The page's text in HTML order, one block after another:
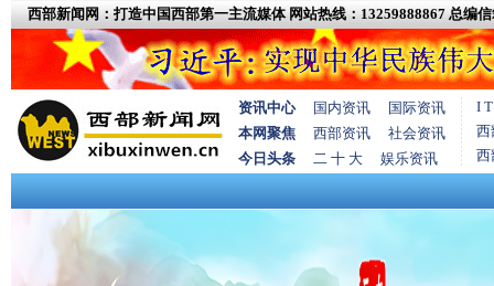
西部新闻网：打造中国西部第一主流媒体 网站热线：13259888867 总编信
资讯中心 国内资讯
国际资讯
本网聚焦
西部资讯
社会资讯
今日头条
二 十 大 娱乐资讯
I
西
西